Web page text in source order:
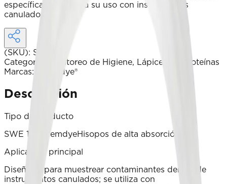
específicamente para su uso con instrumentos
canulados.
(SKU): SWE-1.7
Categoría
Monitoreo de Higiene, Lápices de proteínas
Marcas: Chemdye®
Descripción
Tipo de producto
SWE 1.7 ChemdyeHisopos de alta absorción ®
Aplicación principal
Diseñado para muestrear contaminantes dentro de
instrumentos canulados; se utiliza con